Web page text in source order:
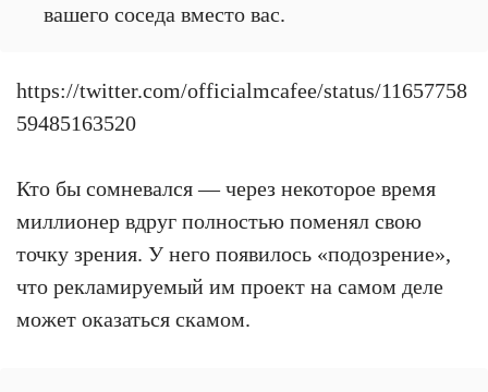
вашего соседа вместо вас.
https://twitter.com/officialmcafee/status/11657758
59485163520
Кто бы сомневался — через некоторое время
миллионер вдруг полностью поменял свою
точку зрения. У него появилось «подозрение»,
что рекламируемый им проект на самом деле
может оказаться скамом.